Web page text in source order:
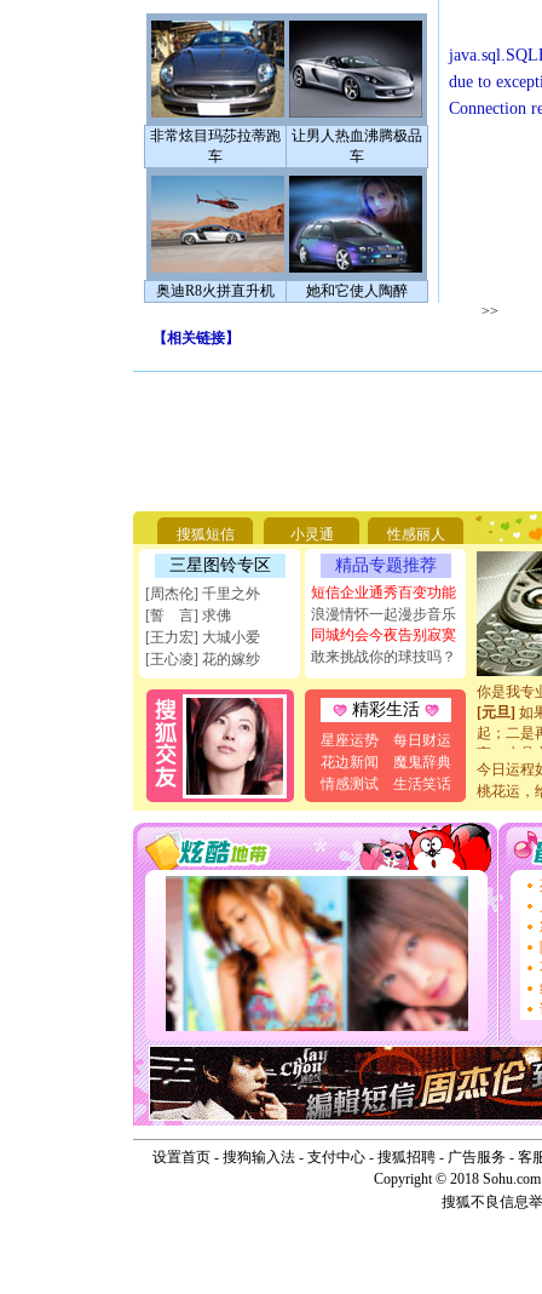
非常炫目玛莎拉蒂跑
车
让男人热血沸腾极品
车
奥迪R8火拼直升机 她和它使人陶醉
due to
Connection
>>
【相关链接】
搜狐短信 小灵通 性感丽人
三星图铃专区
[周杰伦] 千里之外
[誓 言] 求佛
[王力宏] 大城小爱
[王心凌] 花的嫁纱
精品专题推荐
短信企业通秀百变功能
浪漫情怀一起漫步音乐
同城约会今夜告别寂寞
敢来挑战你的球技吗？
精彩生活
星座运势
每日财运
花边新闻
魔鬼辞典
情感测试
生活笑话
要平安！
[圣诞节]
能正大
天都要快
[圣诞节]
如意,快
[元旦]看
断电。爱
你是我专
[元旦] 如
起；二是
离。水晶
[元旦]当
泣，这痛
卖了。水
[春节]风
颜！冬
道一声平
[春节]
传
片叶子
送你一
[圣诞节]
你太多
要平安
[圣诞节]
能正大
天都要快
[圣诞节]
如意,快
[元旦]看
断电。爱
你是我专
[元旦] 如
起；二是
今日运程
桃花运，
设置首页- 搜狗输入法- 支付中心- 搜狐招聘- 广告服务- 客
Copyright © 2018
搜狐不良信息